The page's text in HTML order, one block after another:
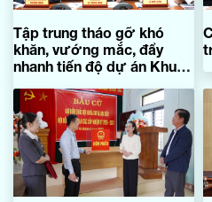
Tập trung tháo gỡ khó
khăn, vướng mắc, đẩy
nhanh tiến độ dự án Khu